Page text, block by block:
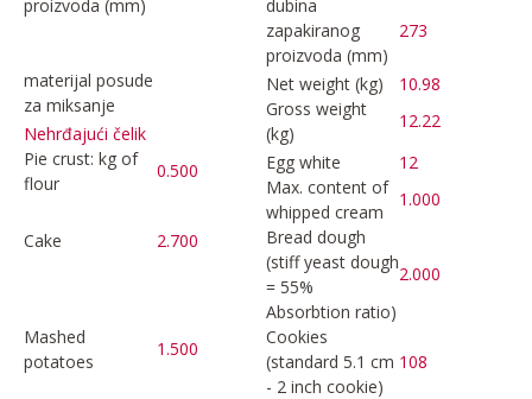
proizvoda (mm)
dubina
zapakiranog
proizvoda (mm)
273
materijal posude
za miksanje
Nehrđajući čelik
Net weight (kg)
10.98
Gross weight
(kg)
12.22
Pie crust: kg of
flour
0.500 Egg white
12
Max. content of
whipped cream
1.000
Cake
2.700
Bread dough
(stiff yeast dough
= 55%
Absorbtion ratio)
2.000
Mashed
potatoes
1.500
Cookies
(standard 5.1 cm
- 2 inch cookie)
108